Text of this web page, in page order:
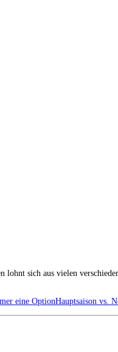
sich aus vielen
eine OptionHauptsaison vs.